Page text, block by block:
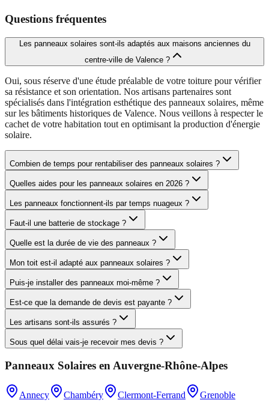
Questions fréquentes
Les panneaux solaires sont-ils adaptés aux maisons anciennes du
centre-ville de Valence ?
Oui, sous réserve d'une étude préalable de votre toiture pour vérifier
sa résistance et son orientation. Nos artisans partenaires sont
spécialisés dans l'intégration esthétique des panneaux solaires, même
sur les bâtiments historiques de Valence. Nous veillons à respecter le
cachet de votre habitation tout en optimisant la production d'énergie
solaire.
Combien de temps pour rentabiliser des panneaux solaires ?
Quelles aides pour les panneaux solaires en 2026 ?
Les panneaux fonctionnent-ils par temps nuageux ?
Faut-il une batterie de stockage ?
Quelle est la durée de vie des panneaux ?
Mon toit est-il adapté aux panneaux solaires ?
Puis-je installer des panneaux moi-même ?
Est-ce que la demande de devis est payante ?
Les artisans sont-ils assurés ?
Sous quel délai vais-je recevoir mes devis ?
Panneaux Solaires enAuvergne-Rhône-Alpes
Annecy Chambéry Clermont-Ferrand Grenoble